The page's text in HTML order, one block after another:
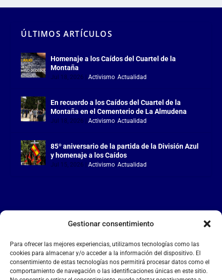
Gestionar consentimiento
Para ofrecer las mejores experiencias, utilizamos tecnologías como las
cookies para almacenar y/o acceder a la información del dispositivo. El
consentimiento de estas tecnologías nos permitirá procesar datos como el
comportamiento de navegación o las identificaciones únicas en este sitio.
ÚLTIMOS ARTÍCULOS
Homenaje a los Caídos del Cuartel de la
Montaña
Jul 18, 2026 |Activismo ,Actualidad
En recuerdo a los Caídos del Cuartel de la
Montaña en el Cementerio de La Almudena
Jul 18, 2026 |Activismo ,Actualidad
85º aniversario de la partida de la División Azul
y homenaje a los Caídos
Jul 15, 2026 |Activismo ,Actualidad
LA FALANGE
Reproductor
de
vídeo